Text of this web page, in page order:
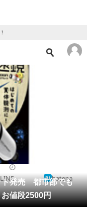
ト発売 都市部でも
値段2500円
LINE hatena